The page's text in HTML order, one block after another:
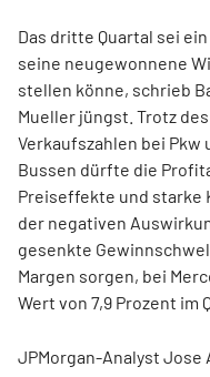
Das dritte Quartal sei
seine neugewonnene
stellen könne, schrieb
Mueller jüngst. Trotz
Verkaufszahlen bei Pkw
Bussen dürfte die
Preiseffekte und starke
der negativen
gesenkte
Margen sorgen, bei
Wert von 7,9 Prozent im
JPMorgan-Analyst